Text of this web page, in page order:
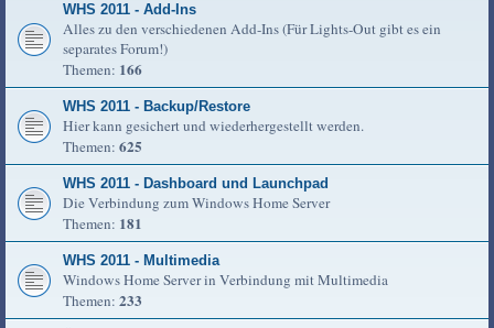
WHS 2011 - Add-Ins
Alles zu den verschiedenen Add-Ins (Für Lights-Out gibt es ein
separates Forum!)
Themen: 166
WHS 2011 - Backup/Restore
Hier kann gesichert und wiederhergestellt werden.
Themen: 625
WHS 2011 - Dashboard und Launchpad
Die Verbindung zum Windows Home Server
Themen: 181
WHS 2011 - Multimedia
Windows Home Server in Verbindung mit Multimedia
Themen: 233